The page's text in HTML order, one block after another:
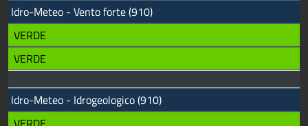
Idro-Meteo - Vento forte (910)
VERDE
VERDE
Idro-Meteo - Idrogeologico (910)